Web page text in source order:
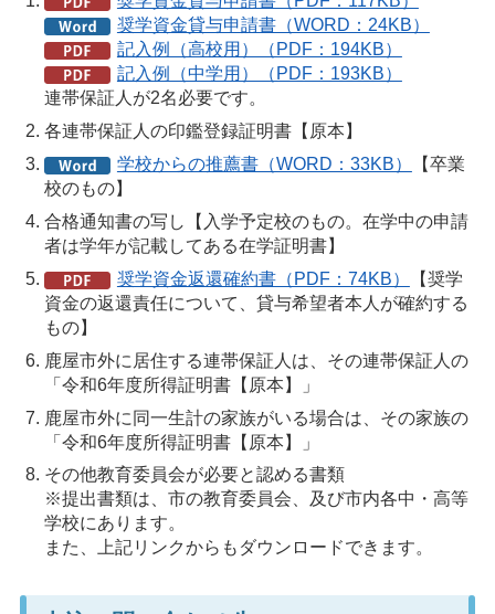
奨学資金貸与申請書（WORD：24KB）
記入例（高校用）（PDF：194KB）
記入例（中学用）（PDF：193KB）
連帯保証人が2名必要です。
各連帯保証人の印鑑登録証明書【原本】
学校からの推薦書（WORD：33KB）
【卒業
校のもの】
合格通知書の写し【入学予定校のもの。在学中の申請
者は学年が記載してある在学証明書】
奨学資金返還確約書（PDF：74KB）
【奨学
資金の返還責任について、貸与希望者本人が確約する
もの】
鹿屋市外に居住する連帯保証人は、その連帯保証人の
「令和6年度所得証明書【原本】」
鹿屋市外に同一生計の家族がいる場合は、その家族の
「令和6年度所得証明書【原本】」
その他教育委員会が必要と認める書類
※提出書類は、市の教育委員会、及び市内各中・高等
学校にあります。
また、上記リンクからもダウンロードできます。